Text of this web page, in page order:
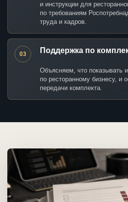
и инструкции для
по требованиям
труда и кадров.
03 Поддержка по
Объясняем, что показывать
по ресторанному бизнесу, и
передачи комплекта.